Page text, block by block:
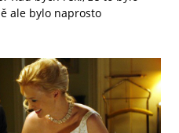
ale bylo naprosto